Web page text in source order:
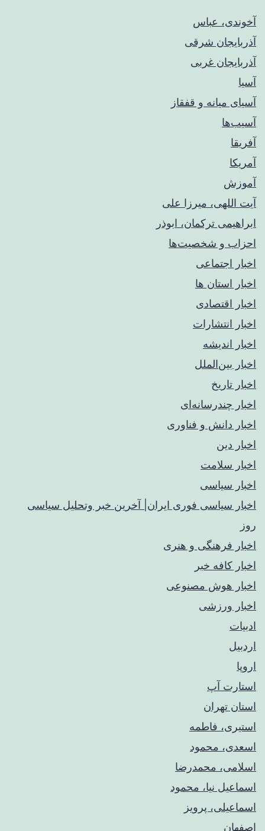
آخوندی، عباس
آذربایجان شرقی
آذربایجان غربی
آسیا
آسیای میانه و قفقاز
آسیب‌ها
آفریقا
آمریکا
آموزش
آیت اللهی، میرزا علی
ابراهیمی ترکمان، ابوذر
احزاب و شخصیت‌ها
اخبار اجتماعی
اخبار استان ها
اخبار اقتصادی
اخبار انتشارات
اخبار اندیشه
اخبار بین‌الملل
اخبار تاریخ
اخبار چندرسانه‌ای
اخبار دانش و فناوری
اخبار دین
اخبار سلامت
اخبار سیاسی
اخبار سیاسی فوری ایران| آخرین خبر وتحلیل سیاسی
روز
اخبار فرهنگی و هنری
اخبار کافه خبر
اخبار هوش مصنوعی
اخبار ورزشی
ادبیات
اردبیل
اروپا
استارت آپ
استان تهران
استیری، فاطمه
اسعدی، محمود
اسلامی، محمدرضا
اسماعیل نیا، محمود
اسماعیلی، پرویز
اصفهان